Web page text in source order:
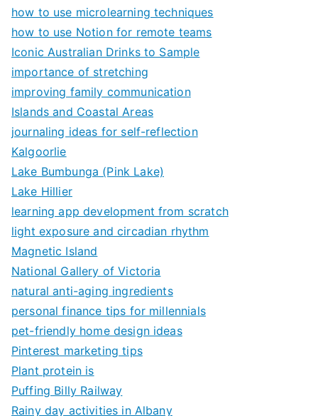
how to use microlearning techniques
how to use Notion for remote teams
Iconic Australian Drinks to Sample
importance of stretching
improving family communication
Islands and Coastal Areas
journaling ideas for self-reflection
Kalgoorlie
Lake Bumbunga (Pink Lake)
Lake Hillier
learning app development from scratch
light exposure and circadian rhythm
Magnetic Island
National Gallery of Victoria
natural anti-aging ingredients
personal finance tips for millennials
pet-friendly home design ideas
Pinterest marketing tips
Plant protein is
Puffing Billy Railway
Rainy day activities in Albany